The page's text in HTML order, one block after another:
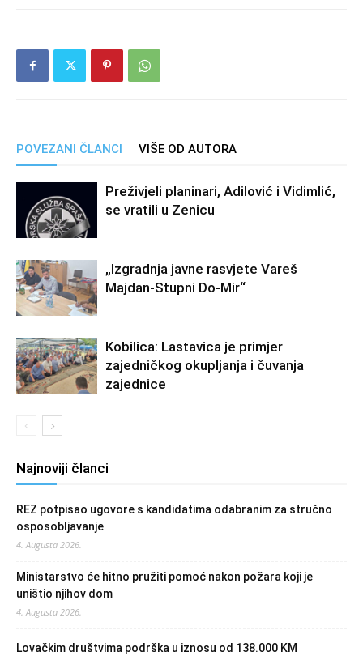
POVEZANI ČLANCI VIŠE OD AUTORA
Preživjeli planinari, Adilović i Vidimlić,
se vratili u Zenicu
„Izgradnja javne rasvjete Vareš
Majdan-Stupni Do-Mir“
Kobilica: Lastavica je primjer
zajedničkog okupljanja i čuvanja
zajednice
Najnoviji članci
REZ potpisao ugovore s kandidatima odabranim za stručno
osposobljavanje
4. Augusta 2026.
Ministarstvo će hitno pružiti pomoć nakon požara koji je
uništio njihov dom
4. Augusta 2026.
Lovačkim društvima podrška u iznosu od 138.000 KM